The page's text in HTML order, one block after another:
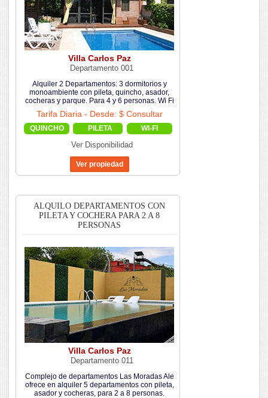
Villa Carlos Paz
Departamento 001
Alquiler 2 Departamentos: 3 dormitorios y
monoambiente con pileta, quincho, asador,
cocheras y parque. Para 4 y 6 personas. Wi Fi
Tarifa Diaria - Desde: $ Consultar
QUINCHO PILETA WI-FI
Ver Disponibilidad
ALQUILO DEPARTAMENTOS CON
PILETA Y COCHERA PARA 2 A 8
PERSONAS
Villa Carlos Paz
Departamento 011
Complejo de departamentos Las Moradas Ale
ofrece en alquiler 5 departamentos con pileta,
asador y cocheras, para 2 a 8 personas.